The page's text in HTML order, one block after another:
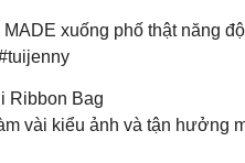
xuống phố thật năng
Ribbon Bag
vài kiểu ảnh và tận hưởng